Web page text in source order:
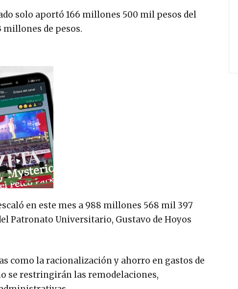
solo aportó 166 millones 500 mil pesos del
millones de pesos.
en este mes a 988 millones 568 mil 397
Patronato Universitario, Gustavo de Hoyos
como la racionalización y ahorro en gastos de
se restringirán las remodelaciones,